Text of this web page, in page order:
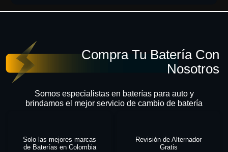
Compra Tu Batería Con
Nosotros
Somos especialistas en baterías para auto y
brindamos el mejor servicio de cambio de batería
Solo las mejores marcas
de Baterías en Colombia
Revisión de Alternador
Gratis